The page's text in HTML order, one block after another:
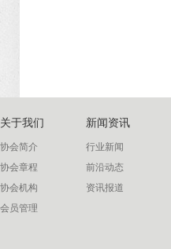
关于我们
协会简介
协会章程
协会机构
会员管理
新闻资讯
行业新闻
前沿动态
资讯报道